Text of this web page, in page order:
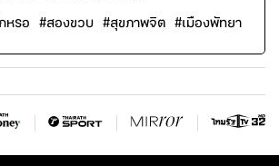
หรอ #สองขวบ #สุขภาพจิต #เมืองพัทยา